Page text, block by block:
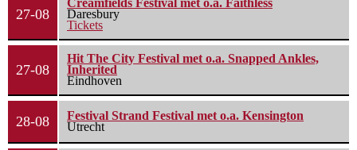
27-08
Creamfields Festival met o.a. Faithless
Daresbury
Tickets
27-08
Hit The City Festival met o.a. Snapped Ankles,
Inherited
Eindhoven
28-08
Festival Strand Festival met o.a. Kensington
Utrecht